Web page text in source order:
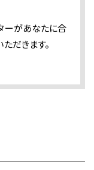
ーがあなたに合
だきます。